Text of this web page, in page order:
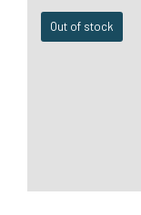
Out of stock